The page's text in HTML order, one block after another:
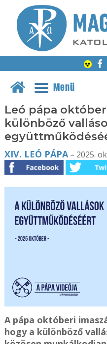
Menü
Leó pápa
különböző
XIV. LEÓ PÁPA– 2025.
A pápa októberi
hogy a különböző